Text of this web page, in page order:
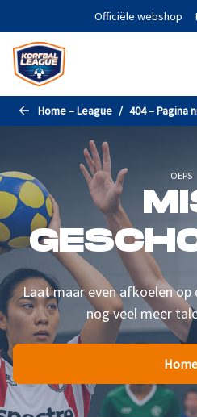
Naar de hoofdinhoud gaanOfficiële webshop
Home – League 404 – Pagina
OEPS
Laat maar even afkoelen op
nog veel meer
Home